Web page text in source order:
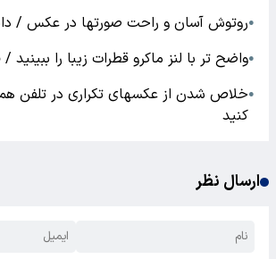
●روتوش آسان و راحت صورتها در عکس /
●واضح تر با لنز ماکرو قطرات زیبا را ببینید /
●خلاص شدن از عکسهای تکراری در تلفن
کنید
ارسال نظر